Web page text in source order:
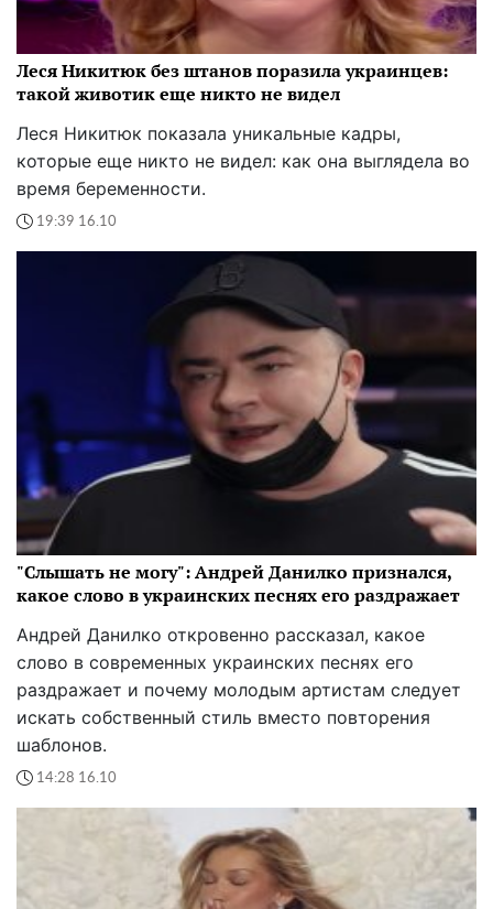
Леся Никитюк без штанов поразила украинцев:
такой животик еще никто не видел
Леся Никитюк показала уникальные кадры,
которые еще никто не видел: как она выглядела во
время беременности.
19:39 16.10
"Слышать не могу": Андрей Данилко признался,
какое слово в украинских песнях его раздражает
Андрей Данилко откровенно рассказал, какое
слово в современных украинских песнях его
раздражает и почему молодым артистам следует
искать собственный стиль вместо повторения
шаблонов.
14:28 16.10